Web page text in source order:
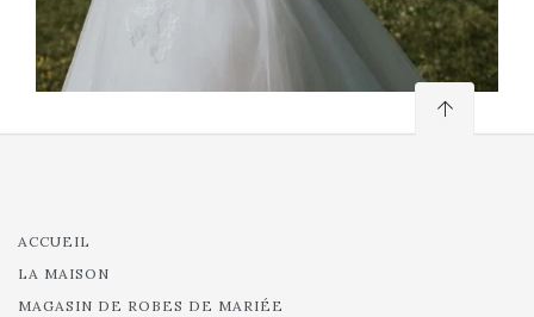
ACCUEIL
LA MAISON
MAGASIN DE ROBES DE MARIÉE